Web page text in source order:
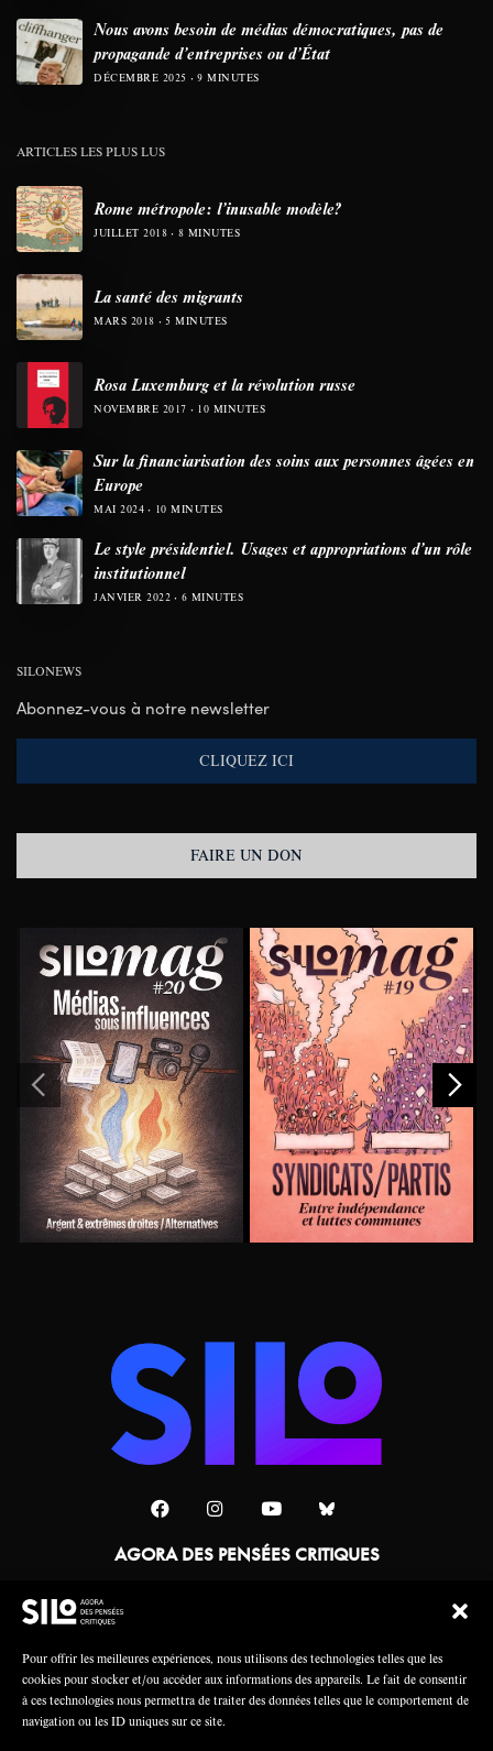
Pour offrir les meilleures expériences, nous utilisons des technologies telles que les
cookies pour stocker et/ou accéder aux informations des appareils. Le fait de consentir
à ces technologies nous permettra de traiter des données telles que le comportement de
navigation ou les ID uniques sur ce site.
Nous avons besoin de médias démocratiques, pas de
propagande d’entreprises ou d’État
DÉCEMBRE 2025 9 MINUTES
ARTICLES LES PLUS LUS
Rome métropole: l’inusable modèle?
JUILLET 2018 8 MINUTES
La santé des migrants
MARS 2018 5 MINUTES
Rosa Luxemburg et la révolution russe
NOVEMBRE 2017 10 MINUTES
Sur la financiarisation des soins aux personnes âgées en
Europe
MAI 2024 10 MINUTES
Le style présidentiel. Usages et appropriations d’un rôle
institutionnel
JANVIER 2022 6 MINUTES
SILONEWS
Abonnez-vous à notre newsletter
CLIQUEZ ICI
FAIRE UN DON
AGORA DES PENSÉES CRITIQUES